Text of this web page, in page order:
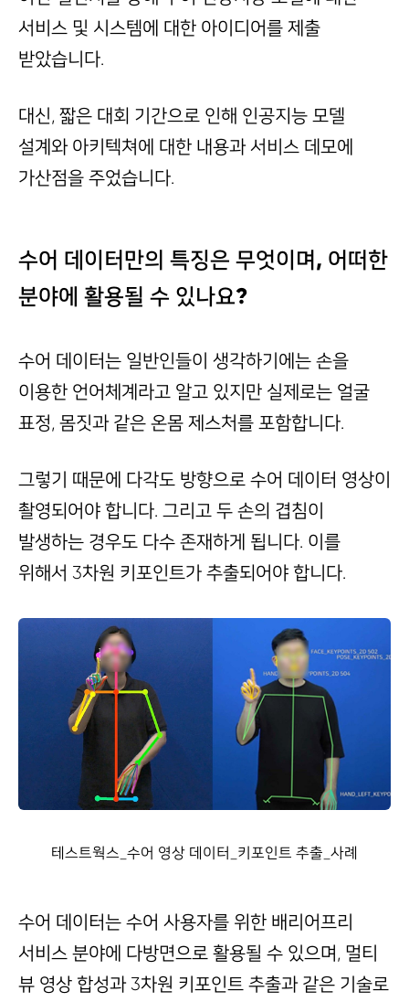
서비스 및 시스템에 대한 아이디어를 제출
받았습니다.
대신, 짧은 대회 기간으로 인해 인공지능 모델
설계와 아키텍쳐에 대한 내용과 서비스 데모에
가산점을 주었습니다.
수어 데이터만의 특징은 무엇이며, 어떠한
분야에 활용될 수 있나요?
수어 데이터는 일반인들이 생각하기에는 손을
이용한 언어체계라고 알고 있지만 실제로는 얼굴
표정, 몸짓과 같은 온몸 제스처를 포함합니다.
그렇기 때문에 다각도 방향으로 수어 데이터 영상이
촬영되어야 합니다. 그리고 두 손의 겹침이
발생하는 경우도 다수 존재하게 됩니다. 이를
위해서 3차원 키포인트가 추출되어야 합니다.
테스트웍스_수어 영상 데이터_키포인트 추출_사례
수어 데이터는 수어 사용자를 위한 배리어프리
서비스 분야에 다방면으로 활용될 수 있으며, 멀티
뷰 영상 합성과 3차원 키포인트 추출과 같은 기술로